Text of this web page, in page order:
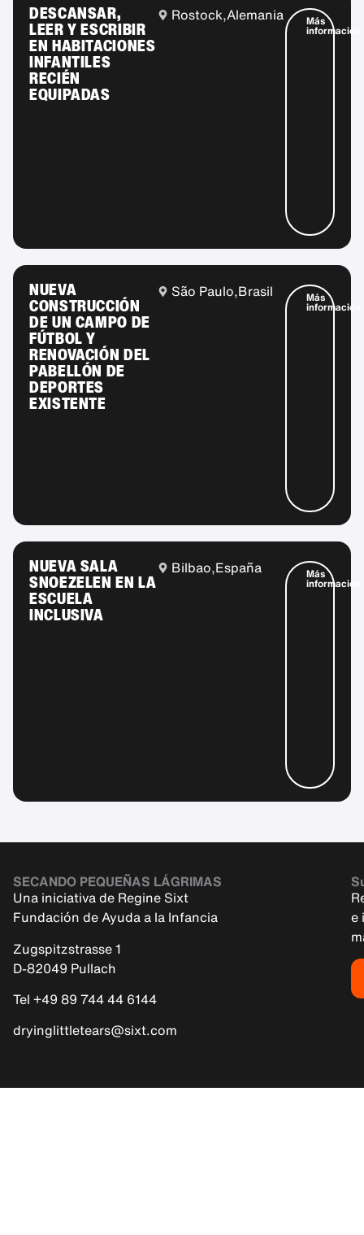
DESCANSAR,
LEER Y ESCRIBIR
EN HABITACIONES
INFANTILES
RECIÉN
EQUIPADAS
Rostock,Alemania Más
información
NUEVA
CONSTRUCCIÓN
DE UN CAMPO DE
FÚTBOL Y
RENOVACIÓN DEL
PABELLÓN DE
DEPORTES
EXISTENTE
São Paulo,Brasil Más
información
NUEVA SALA
SNOEZELEN EN LA
ESCUELA
INCLUSIVA
Bilbao,España Más
información
SECANDO PEQUEÑAS LÁGRIMAS
Una iniciativa de Regine Sixt
Fundación de Ayuda a la Infancia
Zugspitzstrasse 1
D-82049 Pullach
Tel +49 89 744 44 6144
dryinglittletears@sixt.com
e